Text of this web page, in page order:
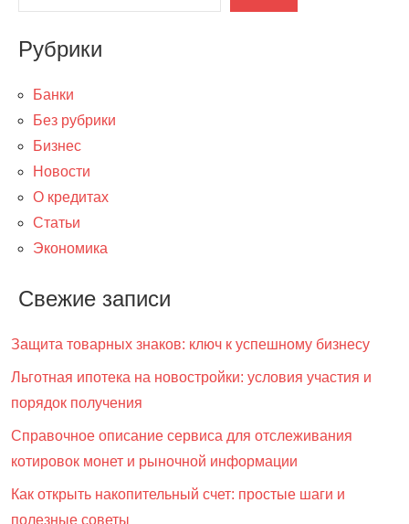
Рубрики
Банки
Без рубрики
Бизнес
Новости
О кредитах
Статьи
Экономика
Свежие записи
Защита товарных знаков: ключ к успешному бизнесу
Льготная ипотека на новостройки: условия участия и
порядок получения
Справочное описание сервиса для отслеживания
котировок монет и рыночной информации
Как открыть накопительный счет: простые шаги и
полезные советы